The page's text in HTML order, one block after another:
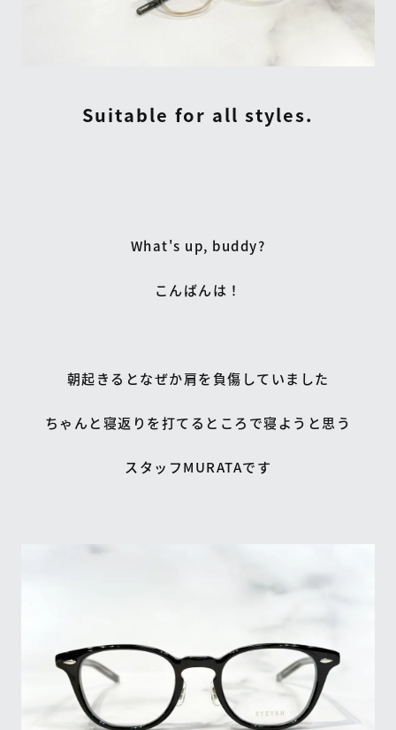
Suitable for all styles.
What's up, buddy?
こんばんは！
朝起きるとなぜか肩を負傷していました
ちゃんと寝返りを打てるところで寝ようと思う
スタッフMURATAです